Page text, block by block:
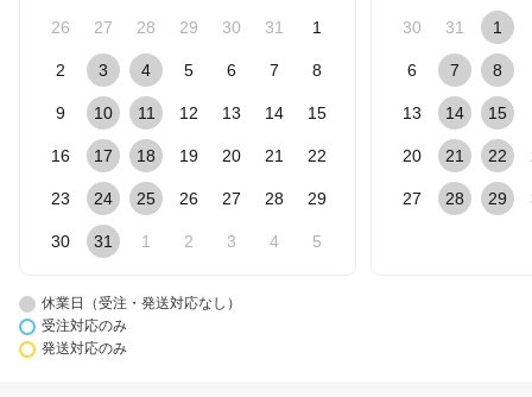
26 27 28 29 30 31 1
2 3 4 5 6 7 8
9 10 11 12 13 14 15
16 17 18 19 20 21 22
23 24 25 26 27 28 29
30 31 1 2 3 4 5
30 31 1
6 7 8
13 14 15
20 21 22
27 28 29
休業日（受注・発送対応なし）
受注対応のみ
発送対応のみ